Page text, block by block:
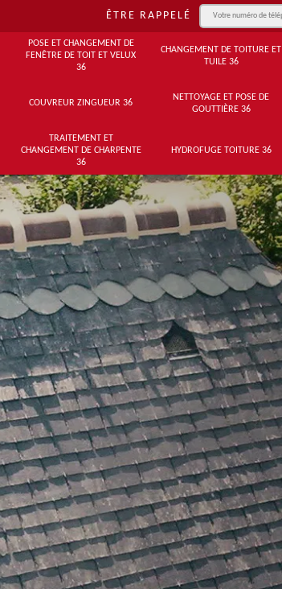
ÊTRE RAPPELÉ
POSE ET CHANGEMENT DE
FENÊTRE DE TOIT ET VELUX
36
CHANGEMENT DE TOITURE ET
TUILE 36
COUVREUR ZINGUEUR 36
NETTOYAGE ET POSE DE
GOUTTIÈRE 36
TRAITEMENT ET
CHANGEMENT DE CHARPENTE
36
HYDROFUGE TOITURE 36